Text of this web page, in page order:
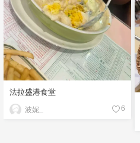
法拉盛港食堂
波妮_ 6